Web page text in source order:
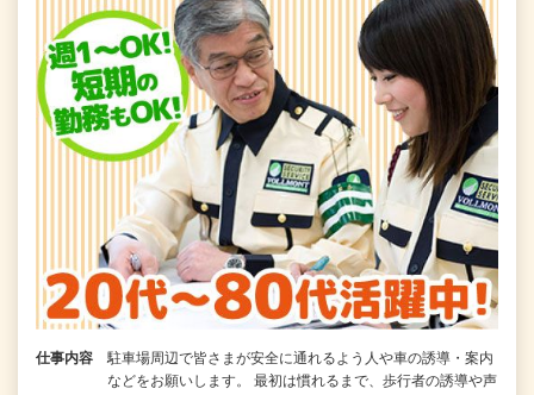
仕事内容
駐車場周辺で皆さまが安全に通れるよう人や車の誘導・案内
などをお願いします。 最初は慣れるまで、歩行者の誘導や声